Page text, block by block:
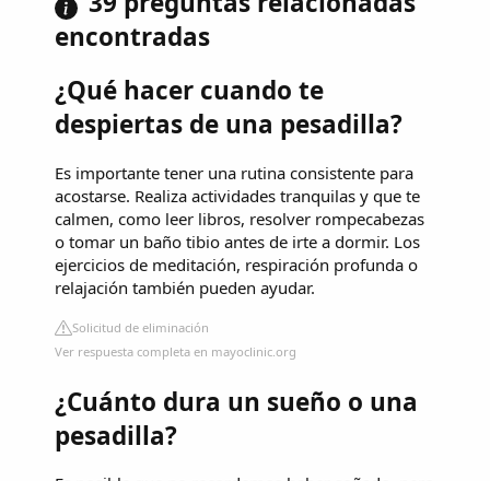
encontradas
¿Qué hacer cuando te
despiertas de una pesadilla?
Es importante tener una rutina consistente para
acostarse. Realiza actividades tranquilas y que te
calmen, como leer libros, resolver rompecabezas
o tomar un baño tibio antes de irte a dormir. Los
ejercicios de meditación, respiración profunda o
relajación también pueden ayudar.
Solicitud de eliminación
Ver respuesta completa en mayoclinic.org
¿Cuánto dura un sueño o una
pesadilla?